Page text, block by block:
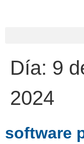
Día: 9
2024
software